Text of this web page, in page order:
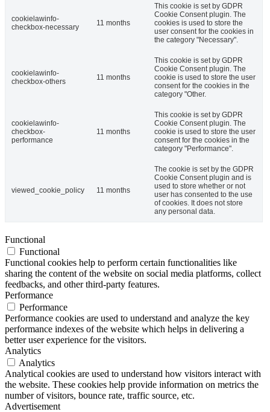
cookielawinfo-
checkbox-necessary
11 months
This cookie is set by GDPR
Cookie Consent plugin. The
cookies is used to store the
user consent for the cookies in
the category "Necessary".
cookielawinfo-
checkbox-others
11 months
This cookie is set by GDPR
Cookie Consent plugin. The
cookie is used to store the user
consent for the cookies in the
category "Other.
cookielawinfo-
checkbox-
performance
11 months
This cookie is set by GDPR
Cookie Consent plugin. The
cookie is used to store the user
consent for the cookies in the
category "Performance".
viewed_cookie_policy 11 months
The cookie is set by the GDPR
Cookie Consent plugin and is
used to store whether or not
user has consented to the use
of cookies. It does not store
any personal data.
Functional
Functional
Functional cookies help to perform certain functionalities like
sharing the content of the website on social media platforms, collect
feedbacks, and other third-party features.
Performance
Performance
Performance cookies are used to understand and analyze the key
performance indexes of the website which helps in delivering a
better user experience for the visitors.
Analytics
Analytics
Analytical cookies are used to understand how visitors interact with
the website. These cookies help provide information on metrics the
number of visitors, bounce rate, traffic source, etc.
Advertisement